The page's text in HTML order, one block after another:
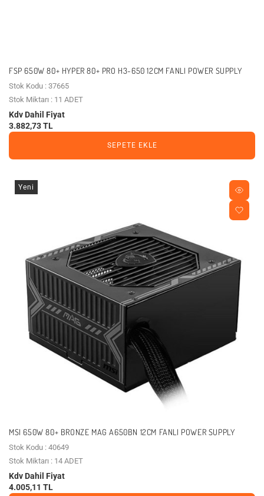
FSP 650W 80+ HYPER 80+ PRO H3-650 12CM FANLI POWER SUPPLY
Stok Kodu : 37665
Stok Miktarı : 11 ADET
Kdv Dahil Fiyat
3.882,73 TL
SEPETE EKLE
Yeni
MSI 650W 80+ BRONZE MAG A650BN 12CM FANLI POWER SUPPLY
Stok Kodu : 40649
Stok Miktarı : 14 ADET
Kdv Dahil Fiyat
4.005,11 TL